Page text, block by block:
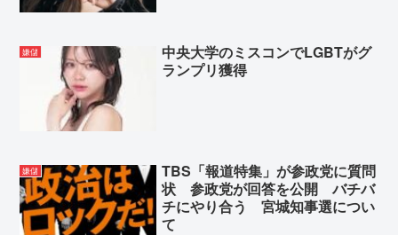
嫌儲
中央大学のミスコンでLGBTがグ
ランプリ獲得
嫌儲
TBS「報道特集」が参政党に質問
状 参政党が回答を公開 バチバ
チにやり合う 宮城知事選につい
て